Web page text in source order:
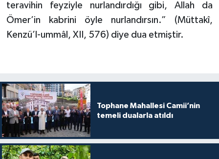
teravihin feyziyle nurlandırdığı gibi, Allah da
Ömer’in kabrini öyle nurlandırsın.” (Müttakî,
Kenzü’l-ummâl, XII, 576) diye dua etmiştir.
Tophane Mahallesi Camii’nin
temeli dualarla atıldı
Çorum Müftülüğü
Düzce Müftülüğü
Edirne Müftülüğü
Elazığ Müftülüğü
Biyografiler
YAŞAM